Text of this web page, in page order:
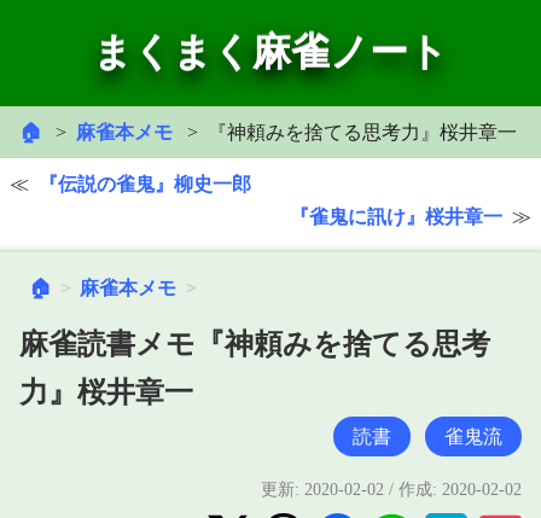
まくまく麻雀ノート
🏠 麻雀本メモ 『神頼みを捨てる思考力』桜井章一
『伝説の雀鬼』柳史一郎
『雀鬼に訊け』桜井章一
🏠 麻雀本メモ
麻雀読書メモ『神頼みを捨てる思考
力』桜井章一
読書 雀鬼流
更新: 2020-02-02 / 作成: 2020-02-02